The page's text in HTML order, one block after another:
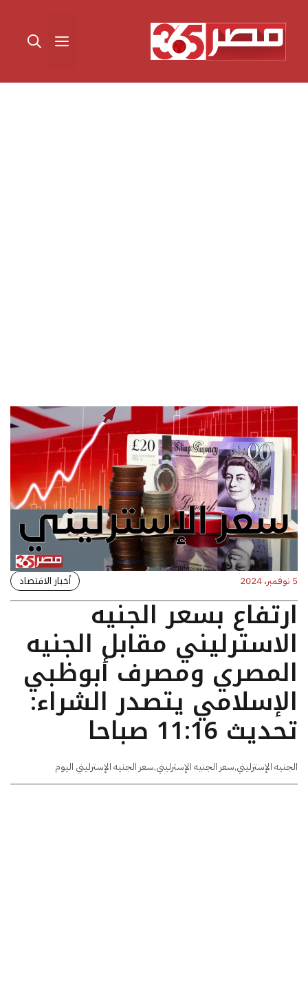
المحتوى القائمة
5 نوفمبر، 2024 أخبار الاقتصاد
ارتفاع بسعر الجنيه
الاسترليني مقابل الجنيه
المصري ومصرف أبوظبي
الإسلامي يتصدر الشراء:
تحديث 11:16 صباحا
الجنيه الإسترليني,سعر الجنيه الإسترليني,سعر الجنيه الإسترليني اليوم